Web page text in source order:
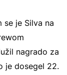
se je Silva na
nagrado za
je dosegel 22.